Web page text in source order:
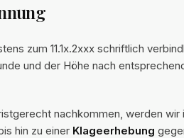
zum 11.1x.2xxx schriftlich
und der Höhe nach
nachkommen, werden wir
hin zu einer Klageerhebung